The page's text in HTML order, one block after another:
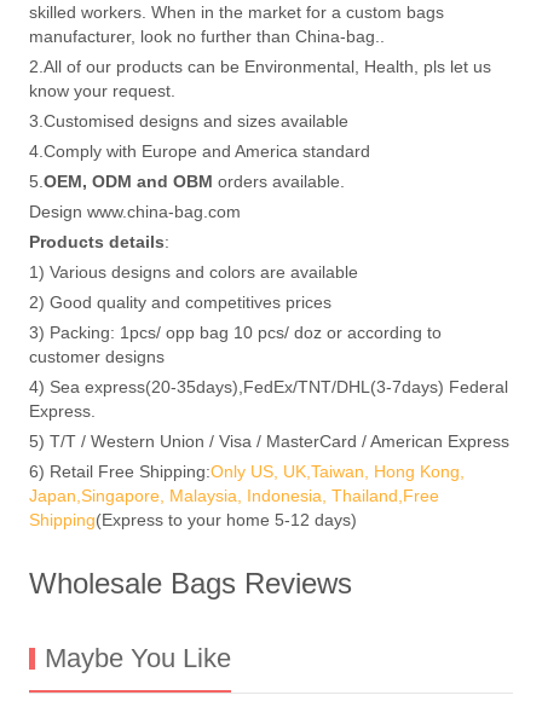
skilled workers. When in the market for a custom bags
manufacturer, look no further than China-bag..
2.All of our products can be Environmental, Health, pls let us
know your request.
3.Customised designs and sizes available
4.Comply with Europe and America standard
5. OEM, ODM and OBM orders available.
Design www.china-bag.com
Products details:
1) Various designs and colors are available
2) Good quality and competitives prices
3) Packing: 1pcs/ opp bag 10 pcs/ doz or according to
customer designs
4) Sea express(20-35days),FedEx/TNT/DHL(3-7days) Federal
Express.
5) T/T / Western Union / Visa / MasterCard / American Express
6) Retail Free Shipping:Only US, UK,Taiwan, Hong Kong,
Japan,Singapore, Malaysia, Indonesia, Thailand,Free
Shipping(Express to your home 5-12 days)
Wholesale Bags Reviews
Maybe You Like